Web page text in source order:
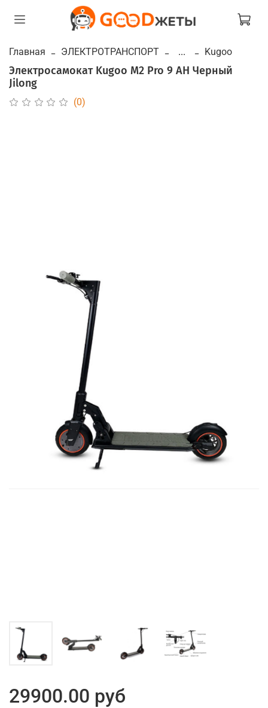
Главная ЭЛЕКТРОТРАНСПОРТ ... Kugoo
Электросамокат Kugoo M2 Pro 9 AH Черный
Jilong
(0)
29900.00 руб